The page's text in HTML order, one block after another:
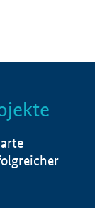
Info